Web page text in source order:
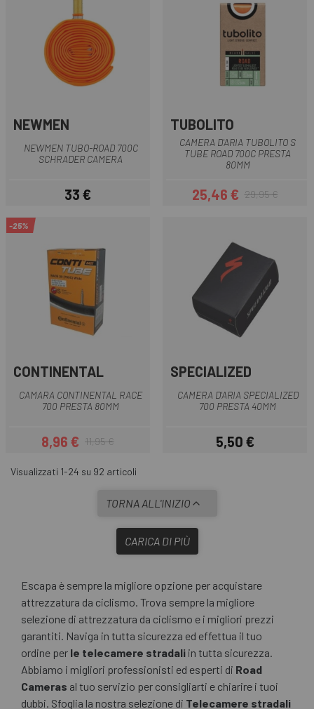
NEWMEN
NEWMEN TUBO-ROAD 700C
SCHRADER CAMERA
Prezzo
33 €
TUBOLITO
CAMERA D'ARIA TUBOLITO S
TUBE ROAD 700C PRESTA
80MM
Prezzo
25,46 €Prezzo base
29,95 €
-25%
CONTINENTAL
CAMARA CONTINENTAL RACE
700 PRESTA 80MM
Prezzo
8,96 €Prezzo base
11,95 €
SPECIALIZED
CAMERA D'ARIA SPECIALIZED
700 PRESTA 40MM
Prezzo
5,50 €
Visualizzati 1-24 su 92 articoli
TORNA ALL'INIZIO
CARICA DI PIÙ
Escapa è sempre la migliore opzione per acquistare
attrezzatura da ciclismo. Trova sempre la migliore
selezione di attrezzatura da ciclismo e i migliori prezzi
garantiti. Naviga in tutta sicurezza ed effettua il tuo
ordine per le telecamere stradali in tutta sicurezza.
Abbiamo i migliori professionisti ed esperti di Road
Cameras al tuo servizio per consigliarti e chiarire i tuoi
dubbi. Sfoglia la nostra selezione di Telecamere stradali